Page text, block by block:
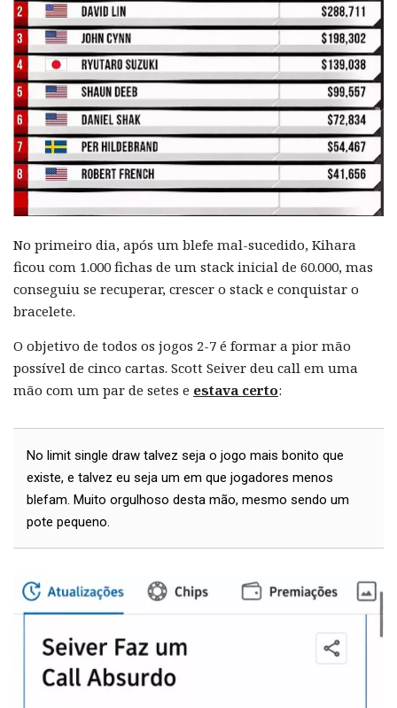
No primeiro dia, após um blefe mal-sucedido, Kihara
ficou com 1.000 fichas de um stack inicial de 60.000, mas
conseguiu se recuperar, crescer o stack e conquistar o
bracelete.
O objetivo de todos os jogos 2-7 é formar a pior mão
possível de cinco cartas. Scott Seiver deu call em uma
mão com um par de setes e estava certo:
No limit single draw talvez seja o jogo mais bonito que
existe, e talvez eu seja um em que jogadores menos
blefam. Muito orgulhoso desta mão, mesmo sendo um
pote pequeno.